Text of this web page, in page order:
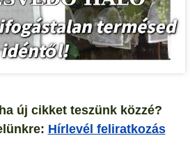
új cikket teszünk közzé?
Hírlevél feliratkozás